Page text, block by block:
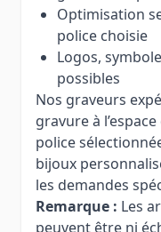
Optimisation
police choisie
Logos,
possibles
Nos graveurs
gravure à
police
bijoux
les demandes
Remarque : Les
peuvent être ni